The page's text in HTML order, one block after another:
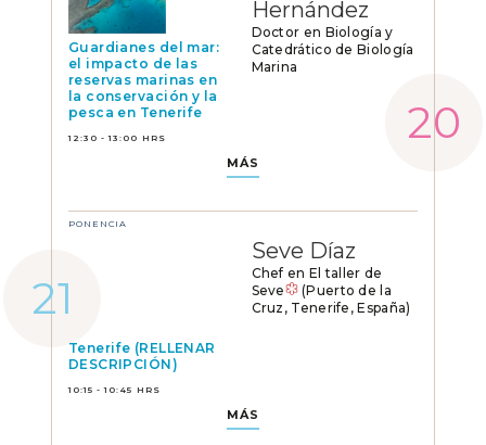
Guardianes del mar:
el impacto de las
reservas marinas en
la conservación y la
pesca en Tenerife
12:30 - 13:00 HRS
Hernández
Doctor en Biología y
Catedrático de Biología
Marina
MÁS
PONENCIA
Tenerife (RELLENAR
DESCRIPCIÓN)
10:15 - 10:45 HRS
Seve Díaz
Chef en El taller de
Seve
(Puerto de la
Cruz, Tenerife, España)
MÁS